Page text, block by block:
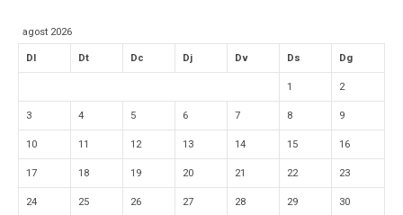
agost 2026
Dl Dt Dc Dj Dv Ds Dg
1 2
3 4 5 6 7 8 9
10 11 12 13 14 15 16
17 18 19 20 21 22 23
24 25 26 27 28 29 30